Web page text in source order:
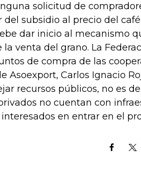
solicitud de
subsidio al precio del
dar inicio al mecanismo
venta del grano. La
de compra de las
Asoexport, Carlos Ignacio
recursos públicos, no es
no cuentan con
en entrar en el